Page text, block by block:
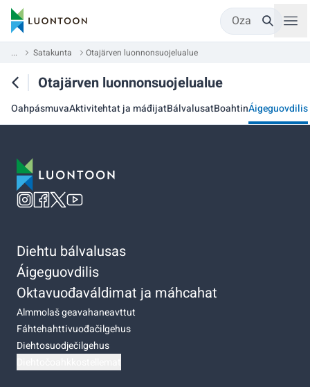
Oza
... Satakunta Otajärven luonnonsuojelualue
Otajärven luonnonsuojelualue
OahpásmuvaAktivitehtat ja máđijatBálvalusatBoahtinÁigeguovdilis
Diehtu bálvalusas
Áigeguovdilis
Oktavuođaváldimat ja máhcahat
Almmolaš geavahaneavttut
Fáhtehahttivuođačilgehus
Diehtosuodječilgehus